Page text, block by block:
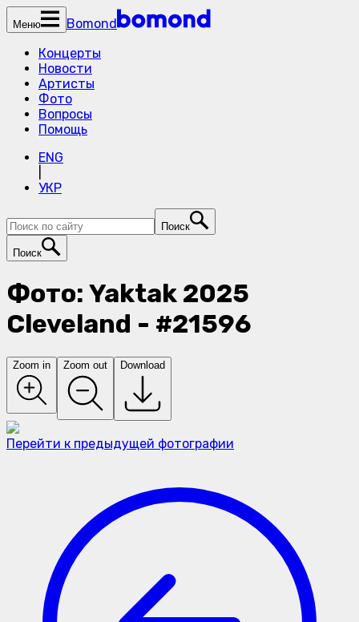
Меню
Bomond
Концерты
Новости
Артисты
Фото
Вопросы
Помощь
ENG
УКР
Поиск
Поиск
Фото: Yaktak 2025
Cleveland - #21596
Zoom in Zoom out Download
Перейти к предыдущей фотографии